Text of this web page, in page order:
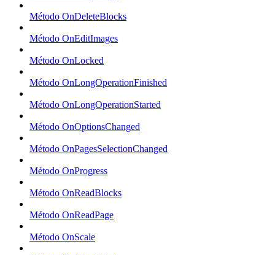
Método OnDeleteBlocks
Método OnEditImages
Método OnLocked
Método OnLongOperationFinished
Método OnLongOperationStarted
Método OnOptionsChanged
Método OnPagesSelectionChanged
Método OnProgress
Método OnReadBlocks
Método OnReadPage
Método OnScale